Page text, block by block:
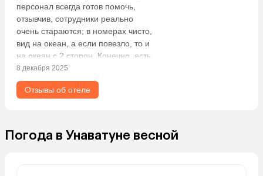
персонал всегда готов помочь,
отзывчив, сотрудники реально
очень стараются; в номерах чисто,
вид на океан, а если повезло, то и
на океан с 2 сторон. Конечно, есть
и минусы: зонтики у шезлонгов не
двигаются, из-за этого половину
дня ты точно на солнце; мест на
на друге; завтраки однообразные,
но голодным не останешься;
8 декабря 2025
Отзывы об отеле
Погода в Унаватуне весной